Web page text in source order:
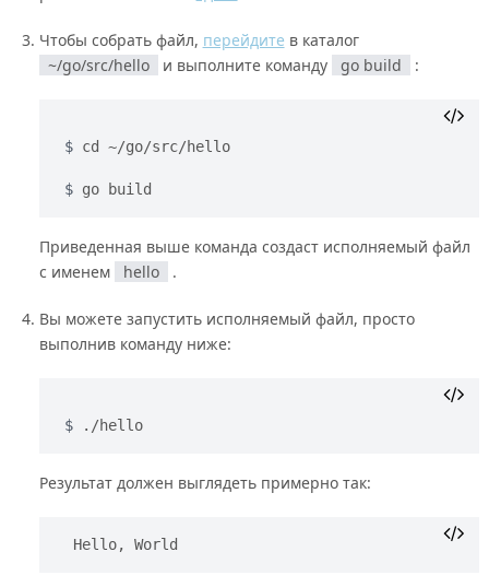
Чтобы собрать файл, перейдите в каталог
~/go/src/hello
и выполните команду go build :
cd ~/go/src/hello
go build
Приведенная выше команда создаст исполняемый файл
с именем
hello .
Вы можете запустить исполняемый файл, просто
выполнив команду ниже:
./hello
Результат должен выглядеть примерно так:
Hello, World